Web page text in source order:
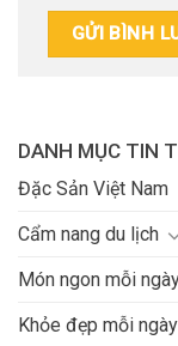
DANH MỤC TIN
Đặc Sản Việt Nam
Cẩm nang du lịch
Món ngon mỗi
Khỏe đẹp mỗi ngày